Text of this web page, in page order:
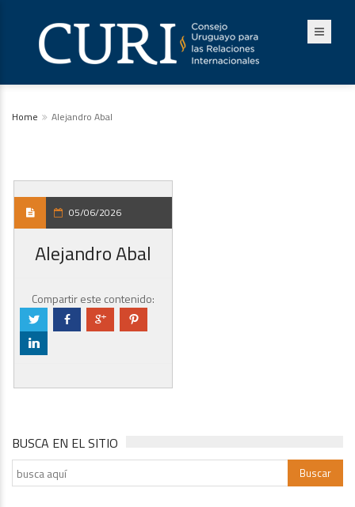
Home Alejandro Abal
05/06/2026
Alejandro Abal
Compartir este contenido:
a b c d
j
BUSCA EN EL SITIO